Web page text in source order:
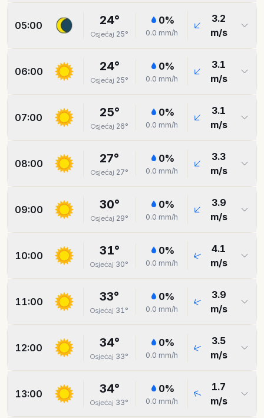
05:00 24°
Osjećaj 25°
0%
0.0 mm/h
3.2
m/s
06:00 24°
Osjećaj 25°
0%
0.0 mm/h
3.1
m/s
07:00 25°
Osjećaj 26°
0%
0.0 mm/h
3.1
m/s
08:00 27°
Osjećaj 27°
0%
0.0 mm/h
3.3
m/s
09:00 30°
Osjećaj 29°
0%
0.0 mm/h
3.9
m/s
10:00 31°
Osjećaj 30°
0%
0.0 mm/h
4.1
m/s
11:00 33°
Osjećaj 31°
0%
0.0 mm/h
3.9
m/s
12:00 34°
Osjećaj 33°
0%
0.0 mm/h
3.5
m/s
13:00 34°
Osjećaj 33°
0%
0.0 mm/h
1.7
m/s